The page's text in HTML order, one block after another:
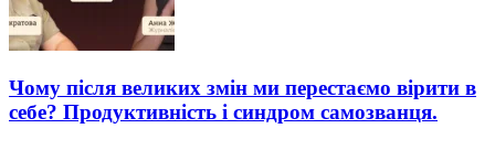
Чому після великих змін ми перестаємо вірити в
себе? Продуктивність і синдром самозванця.